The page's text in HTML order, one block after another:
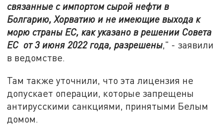
связанные с импортом сырой нефти в
Болгарию, Хорватию и не имеющие выхода к
морю страны ЕС, как указано в решении Совета
ЕС от 3 июня 2022 года, разрешены," - заявили
в ведомстве.
Там также уточнили, что эта лицензия не
допускает операции, которые запрещены
антирусскими санкциями, принятыми Белым
домом.